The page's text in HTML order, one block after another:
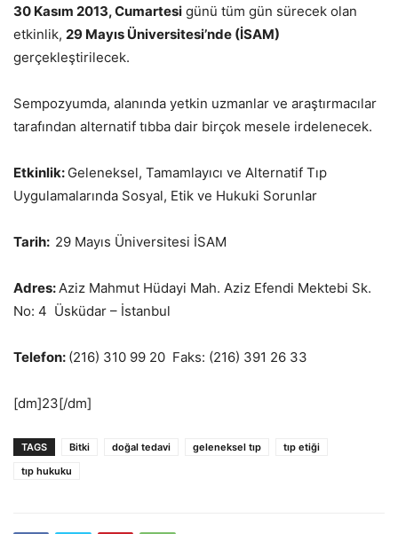
30 Kasım 2013, Cumartesi günü tüm gün sürecek olan
etkinlik, 29 Mayıs Üniversitesi’nde (İSAM)
gerçekleştirilecek.
Sempozyumda, alanında yetkin uzmanlar ve araştırmacılar
tarafından alternatif tıbba dair birçok mesele irdelenecek.
Etkinlik: Geleneksel, Tamamlayıcı ve Alternatif Tıp
Uygulamalarında Sosyal, Etik ve Hukuki Sorunlar
Tarih: 29 Mayıs Üniversitesi İSAM
Adres: Aziz Mahmut Hüdayi Mah. Aziz Efendi Mektebi Sk.
No: 4 Üsküdar – İstanbul
Telefon: (216) 310 99 20 Faks: (216) 391 26 33
[dm]23[/dm]
TAGS Bitki doğal tedavi geleneksel tıp
tıp etiği
tıp hukuku